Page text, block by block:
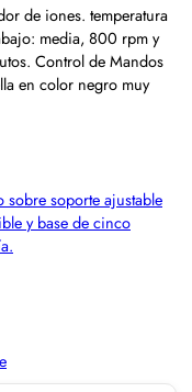
de iones. temperatura
media, 800 rpm y
Control de Mandos
en color negro muy